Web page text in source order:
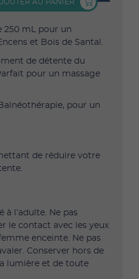
AU PANIER
250 mL pour un
et Bois de Santal.
de détente du
pour un massage
pour un
de réduire votre
à l’adulte. Ne pas
le contact avec les yeux
enceinte. Ne pas
Conserver hors de
lumière et de toute